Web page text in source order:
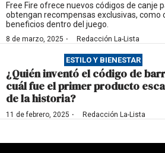
Free Fire ofrece nuevos códigos de canje
obtengan recompensas exclusivas, como
beneficios dentro del juego.
8 de marzo, 2025 · Redacción La-Lista
ESTILO Y BIENESTAR
¿Quién inventó el código de
cuál fue el primer producto
de la historia?
11 de febrero, 2025 · Redacción La-Lista